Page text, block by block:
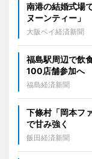
南港の結婚式場
ヌーンティー」
大阪ベイ経済新聞
福島駅周辺で飲
100店舗参加へ
福島経済新聞
下條村「岡本フ
で甘み強く
飯田経済新聞